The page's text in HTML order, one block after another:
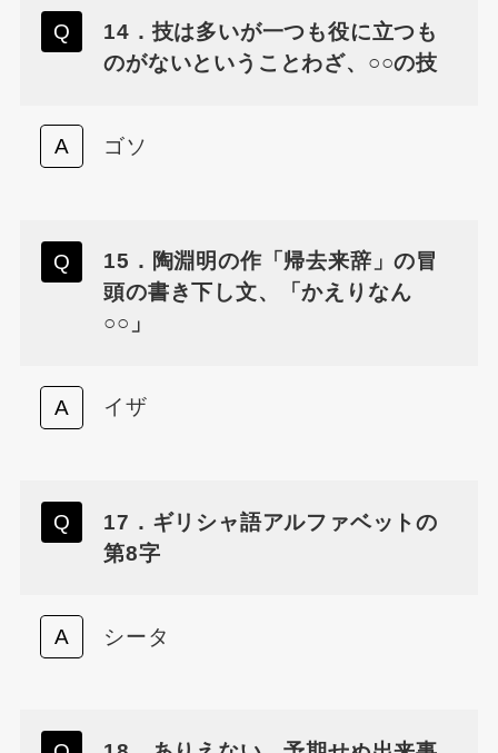
14．技は多いが一つも役に立つも
のがないということわざ、○○の技
ゴソ
15．陶淵明の作「帰去来辞」の冒
頭の書き下し文、「かえりなん
○○」
イザ
17．ギリシャ語アルファベットの
第8字
シータ